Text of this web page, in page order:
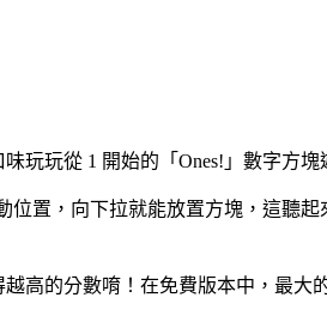
玩玩從 1 開始的「Ones!」數字方塊
位置，向下拉就能放置方塊，這聽
高的分數唷！在免費版本中，最大